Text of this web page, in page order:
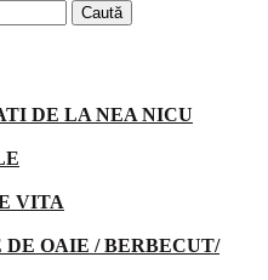
Caută
DE LA NEA NICU
VITA
DE OAIE / BERBECUT/